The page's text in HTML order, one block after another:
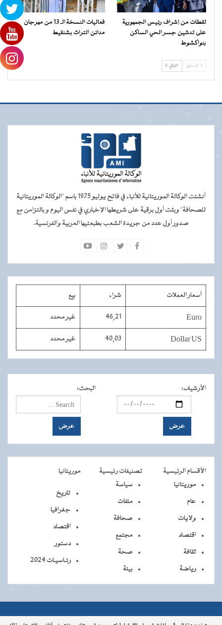
لقطات من إشراف رئيس الجمهورية
على تدشين جسر الحي الساكن
بنواكشوط
فعاليات النسخة الـ 13 من مهرجان
مدائن التراث بشنقيط
السابق التالي
أنشئت الوكالة الموريتانية للأنباء في فاتح يوليو 1975 باسم "الوكالة الموريتانية
للصحافة" وبثت أول برقية على شريطها الإخباري في نفس اليوم و بالتزامن مع
صدور أول عدد من جريدة الشعب بطبعتيها العربية والفرنسية.
أسعار العملات شراء بيع
Euro
46,21 غير محدد
Dollar US
40,03 غير محدد
الأرشيف: البحث:
الأقسام الرئيسية تصنيفات رئيسية
موريتانيا
موريتانيا
عام
ولايات
اقتصاد
ثقافة
رياضة
سياسة
ملفات
صحافة
مجتمع
صحة
بيئة
تاريخ
جغرافيا
اقتصاد
دستور
رئـاسيـات 2024
جميــــع جميع الحقوق محفوظة © 2026 - الوكالة الموريتانية للأنباء